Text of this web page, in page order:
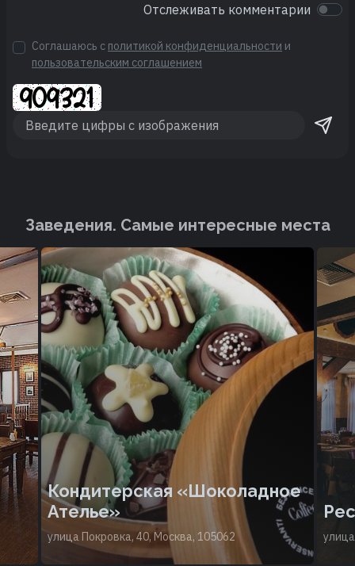
Отслеживать комментарии
Соглашаюсь с политикой конфиденциальности и
пользовательским соглашением
Заведения. Cамые интересные места
Кондитерская «Шоколадное
Ателье»
улица Покровка, 40, Москва, 105062